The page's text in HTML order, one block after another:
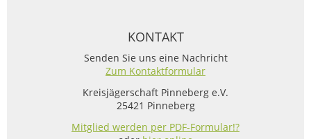
KONTAKT
Senden Sie uns eine Nachricht
Zum Kontaktformular
Kreisjägerschaft Pinneberg e.V.
25421 Pinneberg
Mitglied werden per PDF-Formular!?